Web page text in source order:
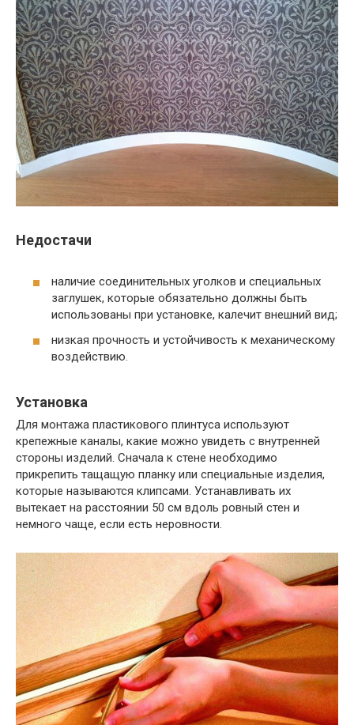
Недостачи
наличие соединительных уголков и специальных
заглушек, которые обязательно должны быть
использованы при установке, калечит внешний вид;
низкая прочность и устойчивость к механическому
воздействию.
Установка
Для монтажа пластикового плинтуса используют
крепежные каналы, какие можно увидеть с внутренней
стороны изделий. Сначала к стене необходимо
прикрепить тащащую планку или специальные изделия,
которые называются клипсами. Устанавливать их
вытекает на расстоянии 50 см вдоль ровный стен и
немного чаще, если есть неровности.